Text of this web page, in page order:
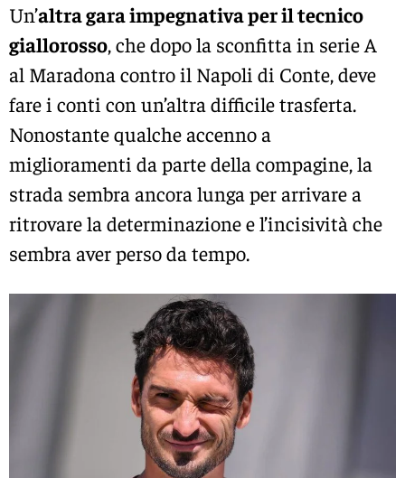
Un’altra gara impegnativa per il tecnico
giallorosso, che dopo la sconfitta in serie A
al Maradona contro il Napoli di Conte, deve
fare i conti con un’altra difficile trasferta.
Nonostante qualche accenno a
miglioramenti da parte della compagine, la
strada sembra ancora lunga per arrivare a
ritrovare la determinazione e l’incisività che
sembra aver perso da tempo.